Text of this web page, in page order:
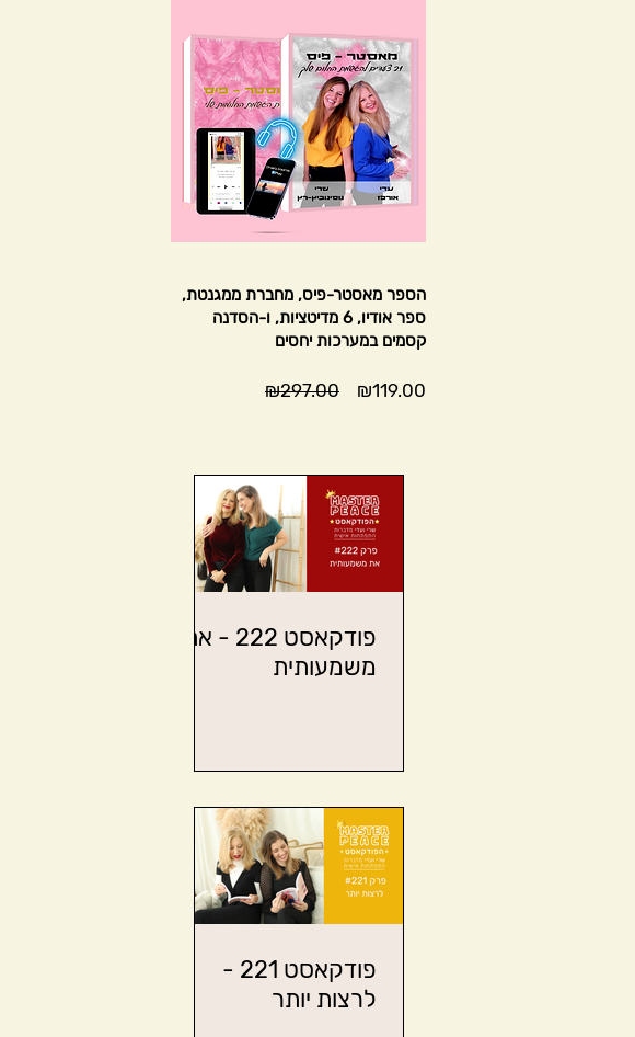
הספר מאסטר-פיס, מחברת ממגנטת,
ספר אודיו, 6 מדיטציות, ו-הסדנה
קסמים במערכות יחסים
₪297.00
מחיר
₪119.00
פודקאסט 222 - את
משמעותית
פודקאסט 221 -
לרצות יותר